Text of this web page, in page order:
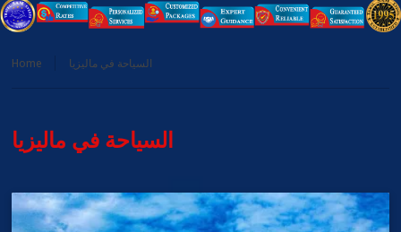
Home السياحة في ماليزيا
السياحة في ماليزيا